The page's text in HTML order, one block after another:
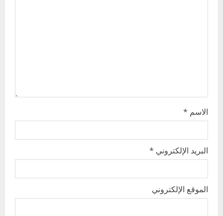
الاسم *
البريد الإلكتروني *
الموقع الإلكتروني